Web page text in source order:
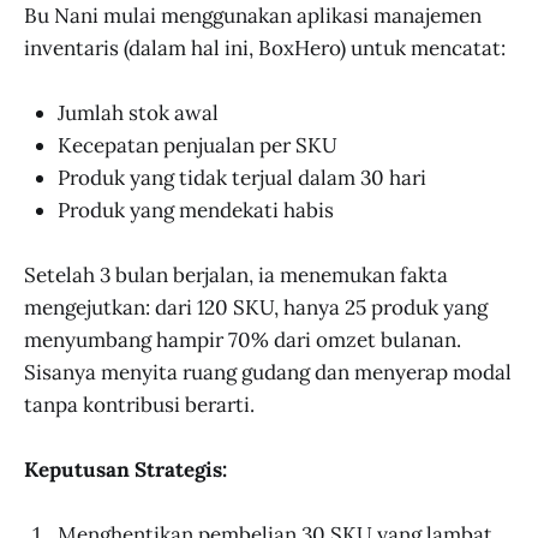
Bu Nani mulai menggunakan aplikasi manajemen
inventaris (dalam hal ini, BoxHero) untuk mencatat:
Jumlah stok awal
Kecepatan penjualan per SKU
Produk yang tidak terjual dalam 30 hari
Produk yang mendekati habis
Setelah 3 bulan berjalan, ia menemukan fakta
mengejutkan: dari 120 SKU, hanya 25 produk yang
menyumbang hampir 70% dari omzet bulanan.
Sisanya menyita ruang gudang dan menyerap modal
tanpa kontribusi berarti.
Keputusan Strategis: